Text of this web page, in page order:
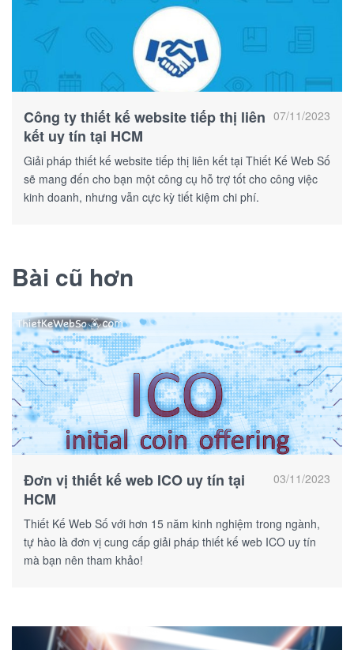
07/11/2023
Công ty thiết kế website tiếp thị liên
kết uy tín tại HCM
Giải pháp thiết kế website tiếp thị liên kết tại Thiết Kế Web Số
sẽ mang đến cho bạn một công cụ hỗ trợ tốt cho công việc
kinh doanh, nhưng vẫn cực kỳ tiết kiệm chi phí.
Bài cũ hơn
03/11/2023
Đơn vị thiết kế web ICO uy tín tại
HCM
Thiết Kế Web Số với hơn 15 năm kinh nghiệm trong ngành,
tự hào là đơn vị cung cấp giải pháp thiết kế web ICO uy tín
mà bạn nên tham khảo!